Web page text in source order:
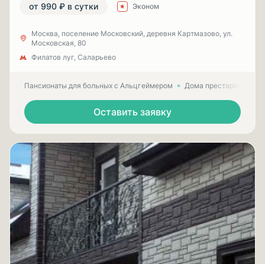
от 990 ₽ в сутки Эконом
Москва, поселение Московский, деревня Картмазово, ул.
Московская, 80
Филатов луг, Саларьево
Пансионаты для больных с Альцгеймером Дома престарелых
Оставить заявку